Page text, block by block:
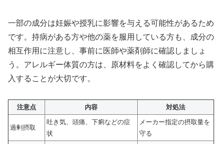
一部の成分は妊娠や授乳に影響を与える可能性があるため
です。持病がある方や他の薬を服用している方も、成分の
相互作用に注意し、事前に医師や薬剤師に確認しましょ
う。アレルギー体質の方は、原材料をよく確認してから購
入することが大切です。
注意点 内容 対処法
過剰摂取
吐き気、頭痛、下痢などの症
状
メーカー指定の摂取量を
守る